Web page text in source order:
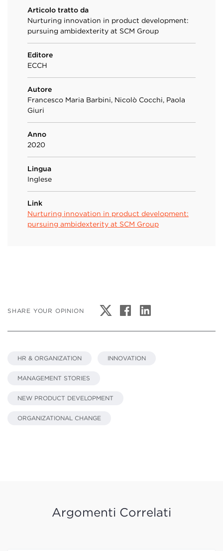
Articolo tratto da
Nurturing innovation in product development:
pursuing ambidexterity at SCM Group
Editore
ECCH
Autore
Francesco Maria Barbini, Nicolò Cocchi, Paola
Giuri
Anno
2020
Lingua
Inglese
Link
Nurturing innovation in product development:
pursuing ambidexterity at SCM Group
SHARE YOUR OPINION
HR & ORGANIZATION INNOVATION
MANAGEMENT STORIES
NEW PRODUCT DEVELOPMENT
ORGANIZATIONAL CHANGE
Argomenti Correlati